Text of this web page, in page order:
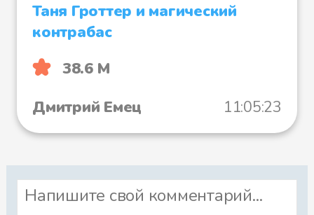
Таня Гроттер и магический
контрабас
38.6 М
Дмитрий Емец
11:05:23